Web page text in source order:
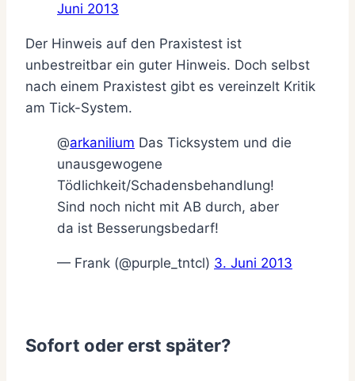
Juni 2013
Der Hinweis auf den Praxistest ist
unbestreitbar ein guter Hinweis. Doch selbst
nach einem Praxistest gibt es vereinzelt Kritik
am Tick-System.
@arkanilium Das Ticksystem und die
unausgewogene
Tödlichkeit/Schadensbehandlung!
Sind noch nicht mit AB durch, aber
da ist Besserungsbedarf!
— Frank (@purple_tntcl) 3. Juni 2013
Sofort oder erst später?